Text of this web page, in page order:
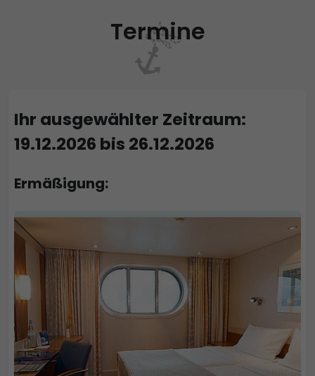
Termine
Ihr ausgewählter Zeitraum:
19.12.2026 bis 26.12.2026
Ermäßigung: